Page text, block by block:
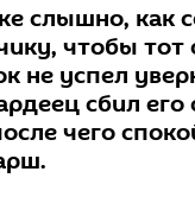
слышно, как
чтобы тот
не успел
сбил его
чего